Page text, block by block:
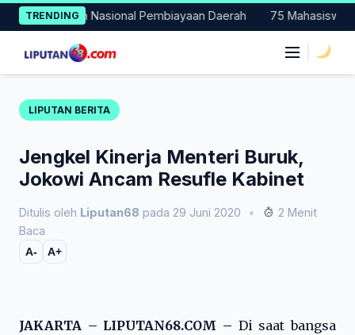
Skip
to
content
TRENDING
Nasional Pembiayaan Daerah 75 Mahasiswa
LIPUTAN BERITA
Jengkel Kinerja Menteri Buruk,
Jokowi Ancam Resufle Kabinet
Ditulis oleh Liputan68 pada 29 Juni 2020 •
2 Menit
Baca
A- A+
JAKARTA – LIPUTAN68.COM – Di saat bangsa